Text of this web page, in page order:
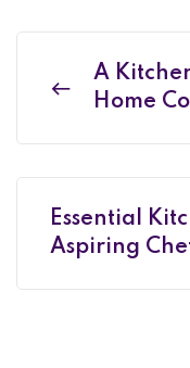
A
Home
Essential
Aspiring